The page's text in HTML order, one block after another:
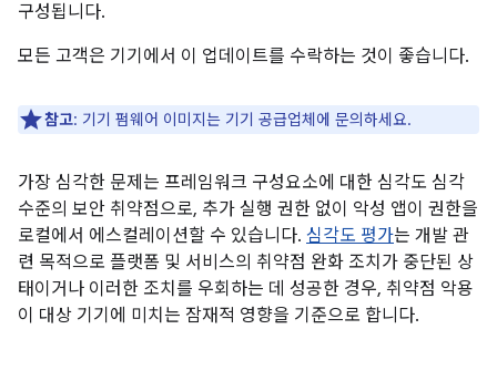
구성됩니다.
모든 고객은 기기에서 이 업데이트를 수락하는 것이 좋습니다.
참고: 기기 펌웨어 이미지는 기기 공급업체에 문의하세요.
가장 심각한 문제는 프레임워크 구성요소에 대한 심각도 심각
수준의 보안 취약점으로, 추가 실행 권한 없이 악성 앱이 권한을
로컬에서 에스컬레이션할 수 있습니다. 심각도 평가는 개발 관
련 목적으로 플랫폼 및 서비스의 취약점 완화 조치가 중단된 상
태이거나 이러한 조치를 우회하는 데 성공한 경우, 취약점 악용
이 대상 기기에 미치는 잠재적 영향을 기준으로 합니다.